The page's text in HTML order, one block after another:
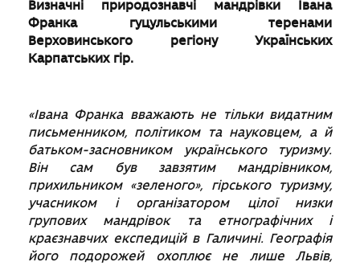
Визначні природознавчі мандрівки Івана
Франка гуцульськими теренами
Верховинського регіону Українських
Карпатських гір.
«Івана Франка вважають не тільки видатним
письменником, політиком та науковцем, а й
батьком-засновником українського туризму.
Він сам був завзятим мандрівником,
прихильником «зеленого», гірського туризму,
учасником і організатором цілої низки
групових мандрівок та етнографічних і
краєзнавчих експедицій в Галичині. Географія
його подорожей охоплює не лише Львів,